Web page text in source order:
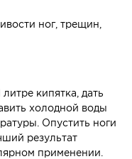
ног, трещин,
кипятка, дать
холодной воды
Опустить ноги
результат
применении.